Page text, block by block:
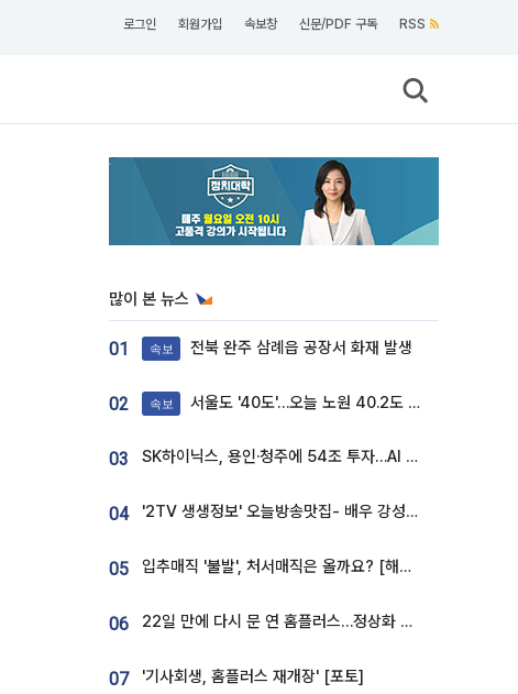
로그인 회원가입 속보창 신문/PDF 구독 RSS
많이 본 뉴스
01 속보 전북 완주 삼례읍 공장서 화재 발생
02 속보 서울도 '40도'…오늘 노원 40.2도 기록
03 SK하이닉스, 용인·청주에 54조 투자…AI 메모리 생산기지 키운다
04 '2TV 생생정보' 오늘방송맛집- 배우 강성진 단골! 쌀국수ㆍ푸팟퐁 커리 맛집 '블○○○'
05 입추매직 '불발', 처서매직은 올까요? [해시태그]
06 22일 만에 다시 문 연 홈플러스…정상화 바쁜데 재고 없어 ‘발동동’[가보니]
07 '기사회생, 홈플러스 재개장' [포토]